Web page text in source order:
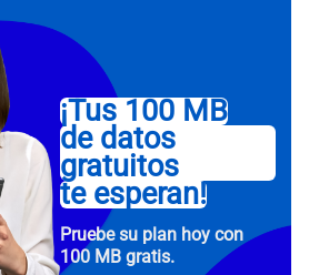
¡Tus 100 MB
de datos
gratuitos
te esperan!
Pruebe su plan hoy con
100 MB gratis.